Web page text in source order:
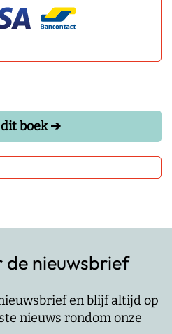
boek ➔
de nieuwsbrief
en blijf altijd op
nieuws rondom onze